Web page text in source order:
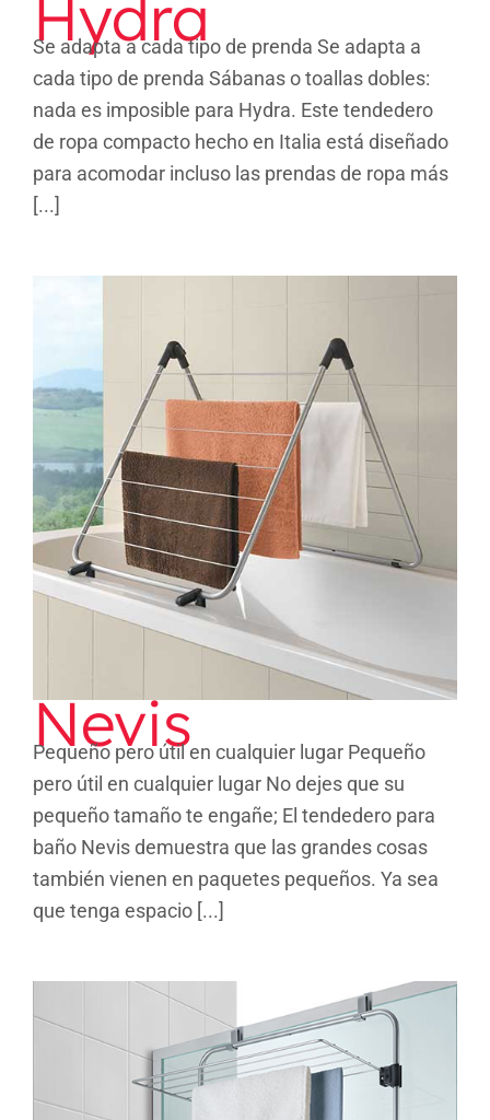
Hydra
Se adapta a cada tipo de prenda Se adapta a
cada tipo de prenda Sábanas o toallas dobles:
nada es imposible para Hydra. Este tendedero
de ropa compacto hecho en Italia está diseñado
para acomodar incluso las prendas de ropa más
[...]
Nevis
Nevis
Pequeño pero útil en cualquier lugar Pequeño
pero útil en cualquier lugar No dejes que su
pequeño tamaño te engañe; El tendedero para
baño Nevis demuestra que las grandes cosas
también vienen en paquetes pequeños. Ya sea
que tenga espacio [...]